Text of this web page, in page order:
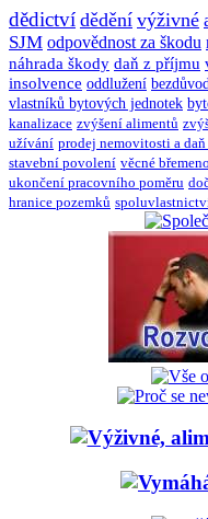
dědictví dědění výživné
SJM odpovědnost za škodu
náhrada škody daň z příjmu
insolvence oddlužení
vlastníků bytových jednotek
kanalizace zvýšení alimentů
užívání prodej nemovitosti a
stavební povolení věcné
ukončení pracovního poměru
hranice pozemků